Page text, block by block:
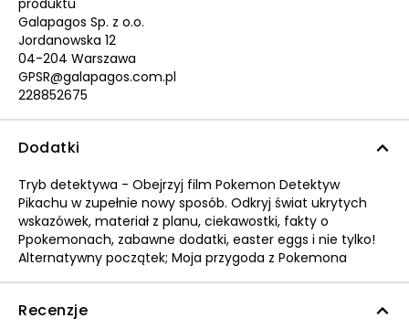
produktu
Galapagos Sp. z o.o.
Jordanowska 12
04-204 Warszawa
GPSR@galapagos.com.pl
228852675
Dodatki
Tryb detektywa - Obejrzyj film Pokemon Detektyw
Pikachu w zupełnie nowy sposób. Odkryj świat ukrytych
wskazówek, materiał z planu, ciekawostki, fakty o
Ppokemonach, zabawne dodatki, easter eggs i nie tylko!
Alternatywny początek; Moja przygoda z Pokemona
Recenzje